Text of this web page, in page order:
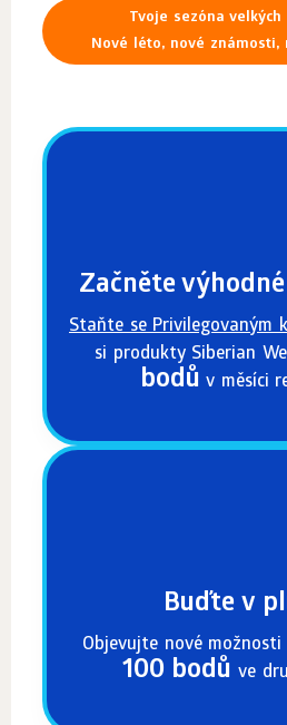
Tvoje sezóna
Nové léto, nové známosti,
Začněte
Staňte se Privilegovaným
si produkty Siberian
bodů v měsíci
Buďte v
Objevujte nové
100 bodů ve